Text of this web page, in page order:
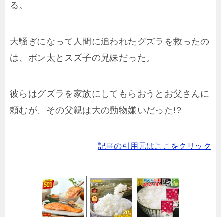
る。
大騒ぎになって人間に追われたグズラを救ったの
は、ボン太とスズ子の兄妹だった。
彼らはグズラを家族にしてもらおうとお父さんに
頼むが、その父親は大の動物嫌いだった!?
記事の引用元はここをクリック